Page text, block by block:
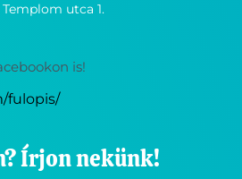
Templom utca 1.
is!
fulopis/
Írjon nekünk!